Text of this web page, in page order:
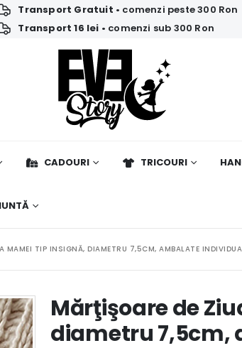
Transport Gratuit • comenzi peste 300 Ron
Transport 16 lei • comenzi sub 300 Ron
CADOURI TRICOURI
MAMEI TIP INSIGNĂ, DIAMETRU 7,5CM, AMBALATE
Mărţişoare de
diametru